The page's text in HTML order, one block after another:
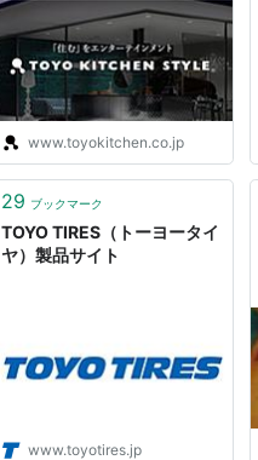
www.toyokitchen.co.jp
29 ブックマーク
TOYO TIRES（トーヨータイ
ヤ）製品サイト
www.toyotires.jp